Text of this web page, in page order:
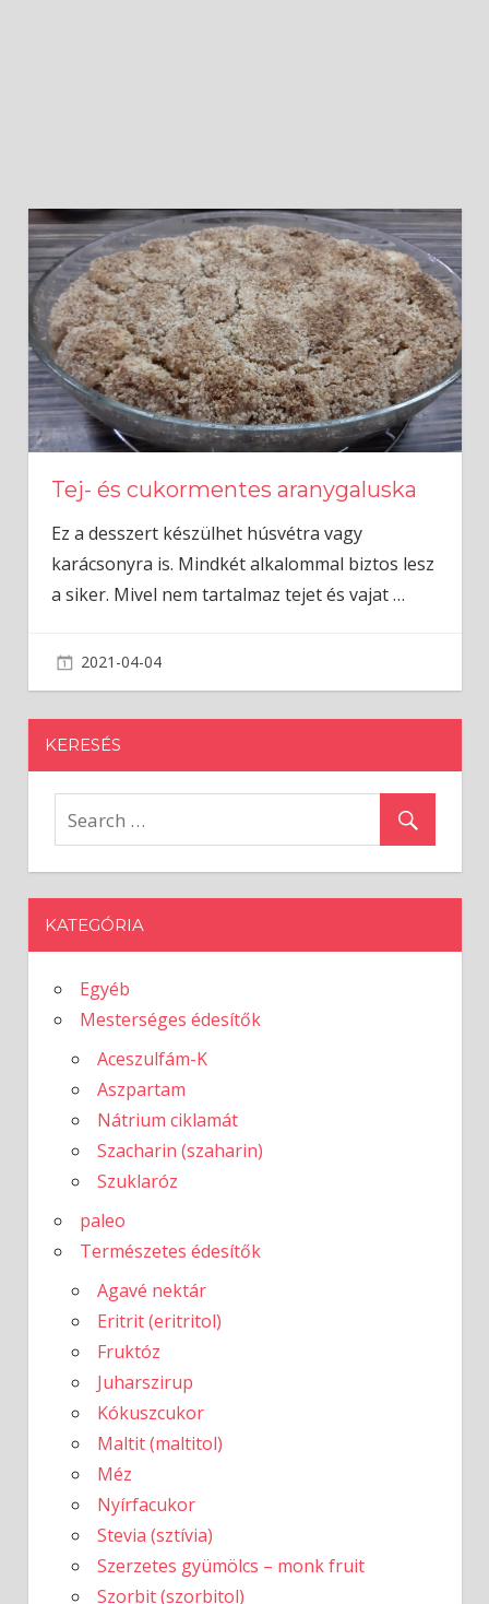
Tej- és cukormentes aranygaluska
Ez a desszert készülhet húsvétra vagy
karácsonyra is. Mindkét alkalommal biztos lesz
a siker. Mivel nem tartalmaz tejet és vajat…
2021-04-04
KERESÉS
KATEGÓRIA
Egyéb
Mesterséges édesítők
Aceszulfám-K
Aszpartam
Nátrium ciklamát
Szacharin (szaharin)
Szuklaróz
paleo
Természetes édesítők
Agavé nektár
Eritrit (eritritol)
Fruktóz
Juharszirup
Kókuszcukor
Maltit (maltitol)
Méz
Nyírfacukor
Stevia (sztívia)
Szerzetes gyümölcs – monk fruit
Szorbit (szorbitol)